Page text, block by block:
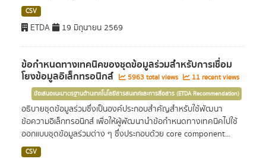
CSV
ETDA 19 มิถุนายน 2569
ข้อกำหนดทางเทคนิคของชุดข้อมูลร่วมสำหรับการเชื่อม
โยงข้อมูลอิเล็กทรอนิกส์ 5963 total views 11 recent views
ข้อเสนอแนะมาตรฐานด้านเทคโนโลยีสารสนเทศและการสื่อสาร (ETDA Recommendation)
อธิบายชุดข้อมูลร่วมซึ่งเป็นองค์ประกอบสำคัญสำหรับใช้พัฒนา
ข้อความอิเล็กทรอนิกส์ เพื่อให้ผู้พัฒนานำข้อกำหนดทางเทคนิคไปใช้
ออกแบบชุดข้อมูลร่วมต่าง ๆ ซึ่งประกอบด้วย core component...
CSV